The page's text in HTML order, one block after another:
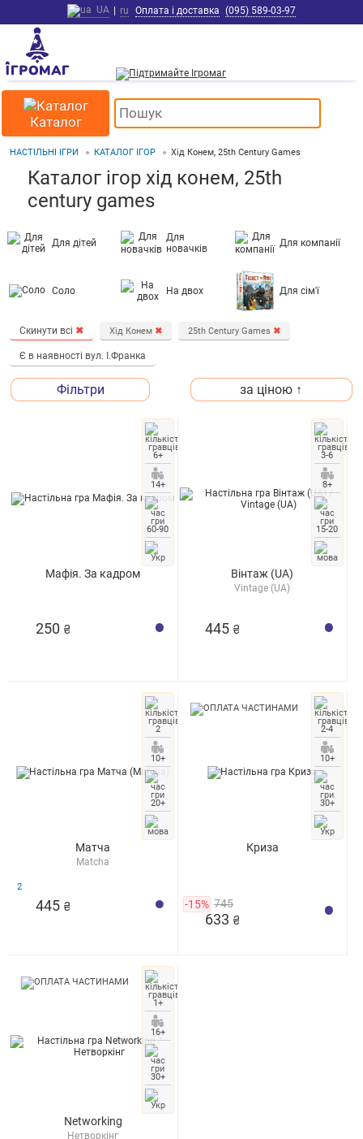
UA | ru Оплата і доставка (095) 589-03-97
Каталог
НАСТІЛЬНІ ІГРИ КАТАЛОГ ІГОР Хід Конем, 25th Century Games
Каталог ігор хід конем, 25th
century games
Для дітей
Для
новачків
Для компанії
Соло На двох Для сім'ї
Скинути всі ✖ Хід Конем ✖ 25th Century Games ✖
Є в наявності вул. І.Франка
Фільтри за ціною ↑
Мафія. За кадром
6+
14+
60-90
250 ₴
Вінтаж (UA)
Vintage (UA)
3-6
8+
15-20
445 ₴
Матча
Matcha
2
10+
20+
2
445 ₴
Криза
2-4
10+
30+
-15% 745
633 ₴
Networking
Нетворкінг
1+
16+
30+